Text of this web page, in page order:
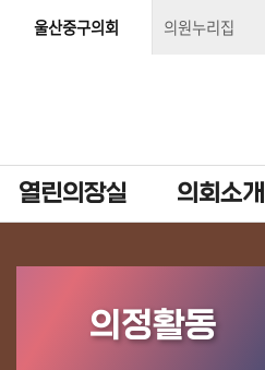
울산중구의회 의원누리집
열린의장실 의회소개
의정활동